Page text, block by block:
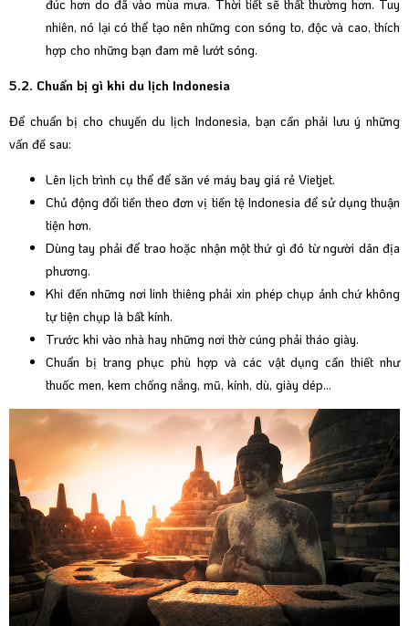
đúc hơn do đã vào mùa mưa. Thời tiết sẽ thất thường hơn. Tuy
nhiên, nó lại có thể tạo nên những con sóng to, độc và cao, thích
hợp cho những bạn đam mê lướt sóng.
5.2. Chuẩn bị gì khi du lịch Indonesia
Để chuẩn bị cho chuyến du lịch Indonesia, bạn cần phải lưu ý những
vấn đề sau:
Lên lịch trình cụ thể để săn vé máy bay giá rẻ Vietjet.
Chủ động đổi tiền theo đơn vị tiền tệ Indonesia để sử dụng thuận
tiện hơn.
Dùng tay phải để trao hoặc nhận một thứ gì đó từ người dân địa
phương.
Khi đến những nơi linh thiêng phải xin phép chụp ảnh chứ không
tự tiện chụp là bất kính.
Trước khi vào nhà hay những nơi thờ cúng phải tháo giày.
Chuẩn bị trang phục phù hợp và các vật dụng cần thiết như
thuốc men, kem chống nắng, mũ, kính, dù, giày dép…